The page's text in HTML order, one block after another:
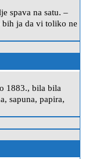
spava na satu. –
bih ja da vi toliko ne
1883., bila bila
sapuna, papira,